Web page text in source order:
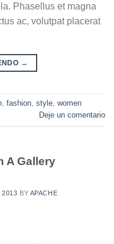
Phasellus et magna
ac, volutpat placerat
→
fashion style women
Deje un comentario
A Gallery
2013 BY APACHE